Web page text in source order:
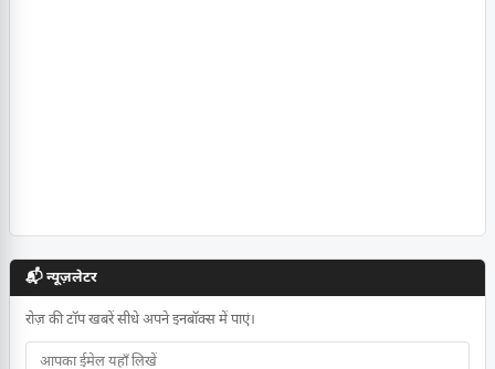
📬 न्यूज़लेटर
रोज़ की टॉप खबरें सीधे अपने इनबॉक्स में पाएं।